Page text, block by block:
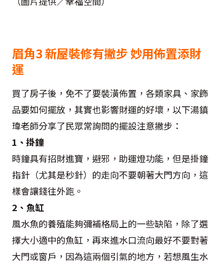
眉角3 新屋裝修有撇步 妙用佈置添財
運
買了房子後，免不了要裝潢佈置，各類家具、家飾
品要如何擺放，其實也影響財運的好壞，以下湯鎮
瑋老師分享了民眾常詢問的擺設注意撇步：
1、掛鐘
時鐘具有招財進寶，避邪，助運燈功能，但是掛鐘
指針（尤其是秒針）的走向不要朝著大門方向，這
樣會讓錢往外跑。
2、魚缸
風水魚的養殖能夠彌補格局上的一些缺陷，除了選
擇大小適中的魚缸，再來進水口流向最好不要對著
大門或窗戶，因為這兩個引氣的地方，若想風生水